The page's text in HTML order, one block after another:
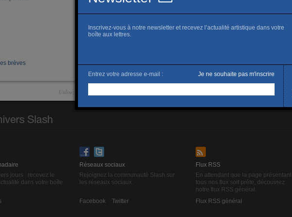
brèves
Utilisez les flêches gauche et droite de votre clavier pour passer d’une page à l’autre
jours : recevez le
dans votre boîte
Réseaux sociaux
Rejoignez la communauté Slash sur
les réseaux sociaux.
Facebook Twitter
Flux RSS
En attendant que la page présentant
tous nos flux soit prête, découvrez
notre flux RSS général.
Flux RSS général